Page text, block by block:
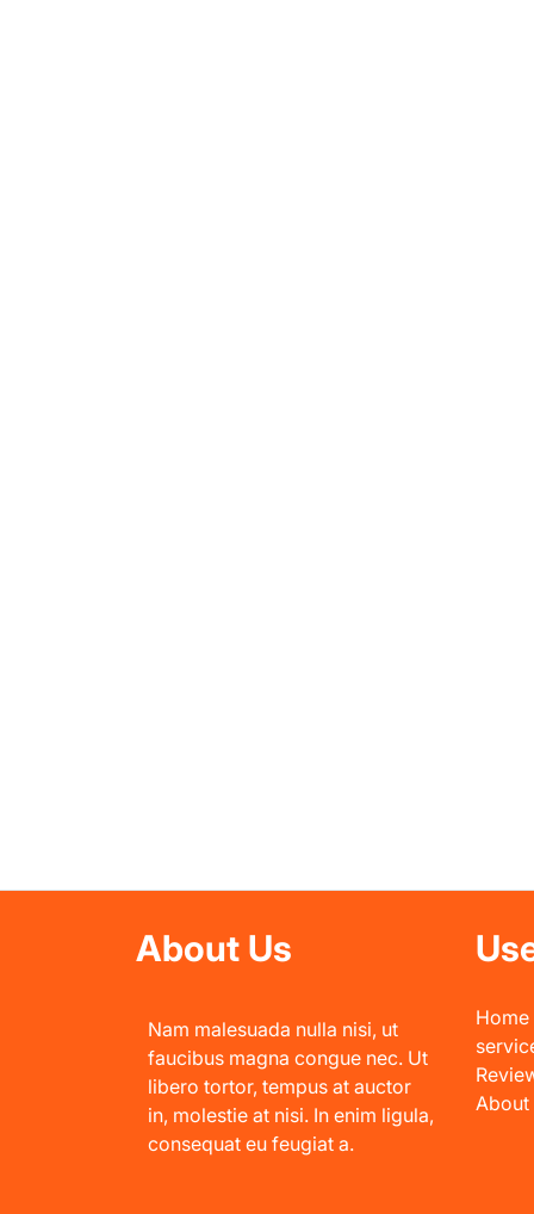
About Us
Nam malesuada nulla nisi, ut
faucibus magna congue nec. Ut
libero tortor, tempus at auctor
in, molestie at nisi. In enim ligula,
consequat eu feugiat a.
Home
About